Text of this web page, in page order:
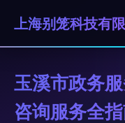
上海别笼科技有
玉溪市政务
咨询服务全